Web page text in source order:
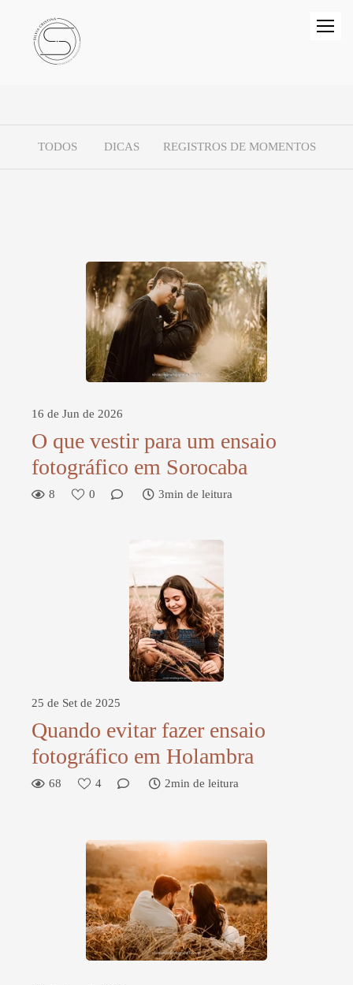
TODOS DICAS REGISTROS DE MOMENTOS
16 de Jun de 2026
O que vestir para um ensaio
fotográfico em Sorocaba
8 0 3min de leitura
25 de Set de 2025
Quando evitar fazer ensaio
fotográfico em Holambra
68 4 2min de leitura